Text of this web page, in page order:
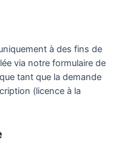
à des fins de
via notre formulaire de
tant que la demande
(licence à la